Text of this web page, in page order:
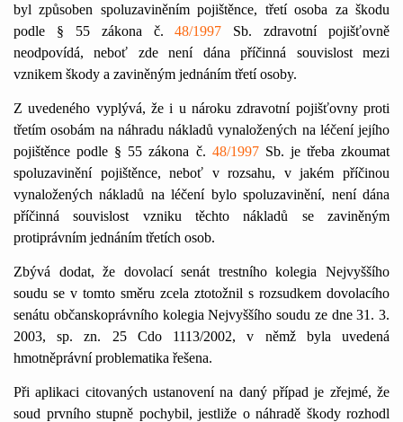
byl způsoben spoluzaviněním pojištěnce, třetí osoba za škodu
podle § 55 zákona č.48/1997 Sb. zdravotní pojišťovně
neodpovídá, neboť zde není dána příčinná souvislost mezi
vznikem škody a zaviněným jednáním třetí osoby.
Z uvedeného vyplývá, že i u nároku zdravotní pojišťovny proti
třetím osobám na náhradu nákladů vynaložených na léčení jejího
pojištěnce podle § 55 zákona č. 48/1997Sb. je třeba zkoumat
spoluzavinění pojištěnce, neboť v rozsahu, v jakém příčinou
vynaložených nákladů na léčení bylo spoluzavinění, není dána
příčinná souvislost vzniku těchto nákladů se zaviněným
protiprávním jednáním třetích osob.
Zbývá dodat, že dovolací senát trestního kolegia Nejvyššího
soudu se v tomto směru zcela ztotožnil s rozsudkem dovolacího
senátu občanskoprávního kolegia Nejvyššího soudu ze dne 31. 3.
2003, sp. zn. 25 Cdo 1113/2002, v němž byla uvedená
hmotněprávní problematika řešena.
Při aplikaci citovaných ustanovení na daný případ je zřejmé, že
soud prvního stupně pochybil, jestliže o náhradě škody rozhodl